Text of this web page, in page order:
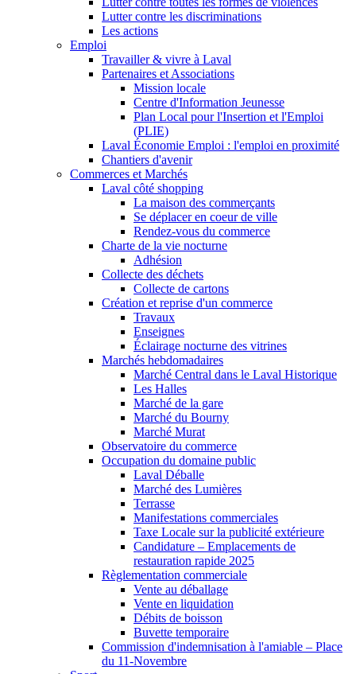
Lutter contre les discriminations
Les actions
Emploi
Travailler & vivre à Laval
Partenaires et Associations
Mission locale
Centre d'Information Jeunesse
Plan Local pour l'Insertion et l'Emploi
(PLIE)
Laval Économie Emploi : l'emploi en proximité
Chantiers d'avenir
Commerces et Marchés
Laval côté shopping
La maison des commerçants
Se déplacer en coeur de ville
Rendez-vous du commerce
Charte de la vie nocturne
Adhésion
Collecte des déchets
Collecte de cartons
Création et reprise d'un commerce
Travaux
Enseignes
Éclairage nocturne des vitrines
Marchés hebdomadaires
Marché Central dans le Laval Historique
Les Halles
Marché de la gare
Marché du Bourny
Marché Murat
Observatoire du commerce
Occupation du domaine public
Laval Déballe
Marché des Lumières
Terrasse
Manifestations commerciales
Taxe Locale sur la publicité extérieure
Candidature – Emplacements de
restauration rapide 2025
Règlementation commerciale
Vente au déballage
Vente en liquidation
Débits de boisson
Buvette temporaire
Commission d'indemnisation à l'amiable – Place
du 11-Novembre